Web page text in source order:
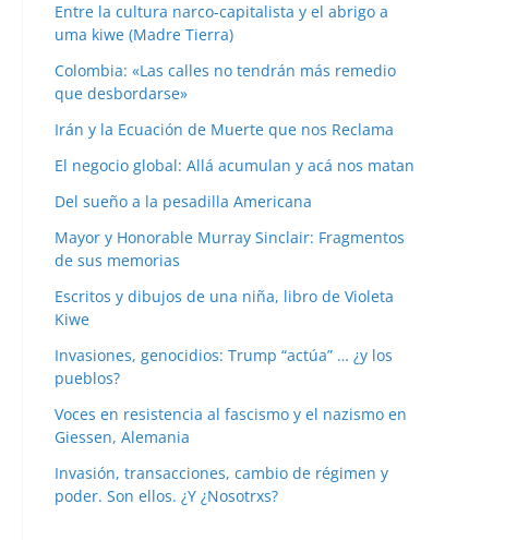
Entre la cultura narco-capitalista y el abrigo a
uma kiwe (Madre Tierra)
Colombia: «Las calles no tendrán más remedio
que desbordarse»
Irán y la Ecuación de Muerte que nos Reclama
El negocio global: Allá acumulan y acá nos matan
Del sueño a la pesadilla Americana
Mayor y Honorable Murray Sinclair: Fragmentos
de sus memorias
Escritos y dibujos de una niña, libro de Violeta
Kiwe
Invasiones, genocidios: Trump “actúa” … ¿y los
pueblos?
Voces en resistencia al fascismo y el nazismo en
Giessen, Alemania
Invasión, transacciones, cambio de régimen y
poder. Son ellos. ¿Y ¿Nosotrxs?